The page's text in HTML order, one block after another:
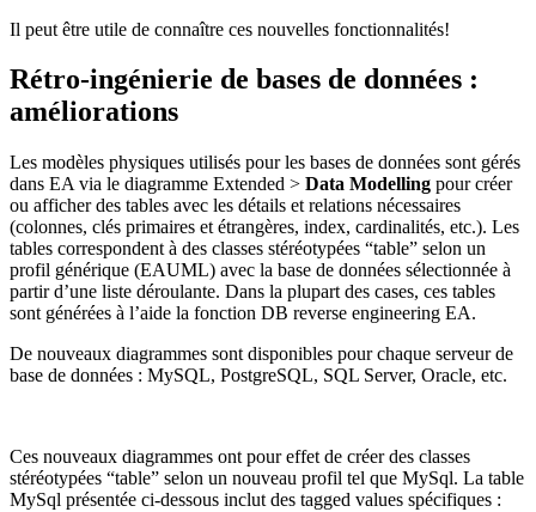
Il peut être utile de connaître ces nouvelles fonctionnalités!
Rétro-ingénierie de bases de données :
améliorations
Les modèles physiques utilisés pour les bases de données sont gérés
dans EA via le diagramme Extended > Data Modelling pour créer
ou afficher des tables avec les détails et relations nécessaires
(colonnes, clés primaires et étrangères, index, cardinalités, etc.). Les
tables correspondent à des classes stéréotypées “table” selon un
profil générique (EAUML) avec la base de données sélectionnée à
partir d’une liste déroulante. Dans la plupart des cases, ces tables
sont générées à l’aide la fonction DB reverse engineering EA.
De nouveaux diagrammes sont disponibles pour chaque serveur de
base de données : MySQL, PostgreSQL, SQL Server, Oracle, etc.
Ces nouveaux diagrammes ont pour effet de créer des classes
stéréotypées “table” selon un nouveau profil tel que MySql. La table
MySql présentée ci-dessous inclut des tagged values spécifiques :